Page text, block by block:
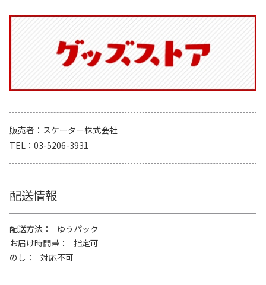
販売者
スケーター株式会社
TEL
03-5206-3931
配送情報
配送方法
ゆうパック
お届け時間帯
指定可
のし
対応不可